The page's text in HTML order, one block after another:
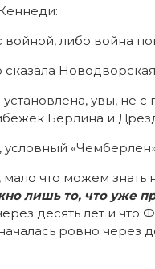
либо война
увы, не
Берлина и
условный
что можем знать
лишь то, что уже
десять лет и
ровно через